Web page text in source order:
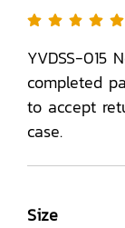
YVDSS-015
completed
to accept
case.
Size